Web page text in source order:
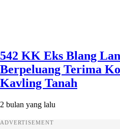
542 KK Eks Blang
Berpeluang Terima
Kavling Tanah
2 bulan yang lalu
ADVERTISEMENT